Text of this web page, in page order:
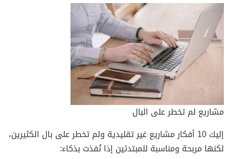
مشاريع لم تخطر على البال
إليك 10 أفكار مشاريع غير تقليدية ولم تخطر على بال الكثيرين،
لكنها مربحة ومناسبة للمبتدئين إذا نُفذت بذكاء: